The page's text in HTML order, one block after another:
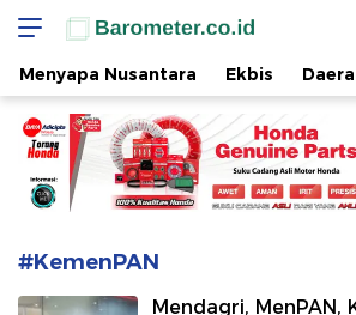
www.barometer.co.id
Berita Terkini di Sulawesi Utara
Menyapa Nusantara Ekbis
#KemenPAN
Mendagri, MenPAN,